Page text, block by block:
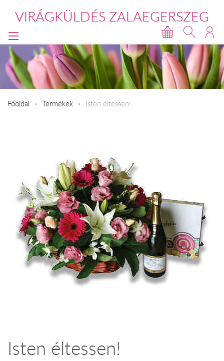
VIRÁGKÜLDÉS ZALAEGERSZEG
Főoldal Termékek Isten éltessen!
Isten éltessen!